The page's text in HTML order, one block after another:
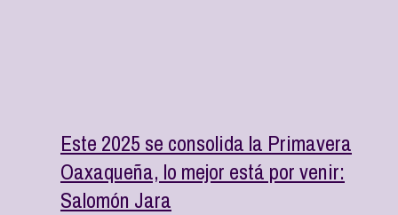
Este 2025 se consolida la Primavera
Oaxaqueña, lo mejor está por venir:
Salomón Jara